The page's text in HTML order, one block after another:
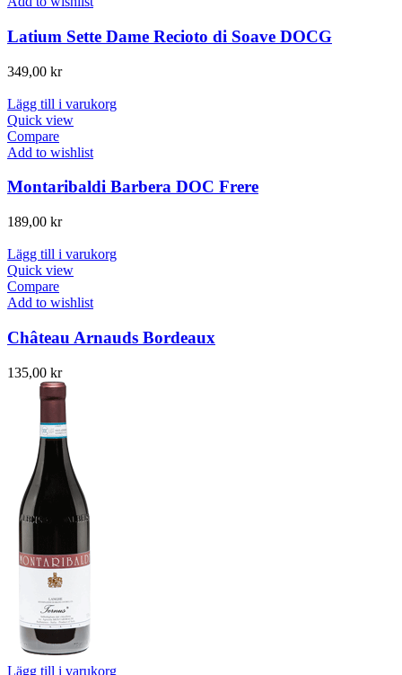
Latium Sette Dame Recioto di Soave DOCG
349,00 kr
Lägg till i varukorg
Quick view
Compare
Add to wishlist
Montaribaldi Barbera DOC Frere
189,00 kr
Lägg till i varukorg
Quick view
Compare
Add to wishlist
Château Arnauds Bordeaux
135,00 kr
Lägg till i varukorg